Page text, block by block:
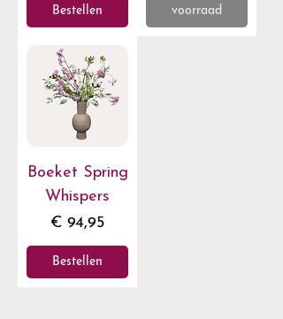
Bestellen
voorraad
Boeket Spring
Whispers
Prijs
€ 94,95
Bestellen